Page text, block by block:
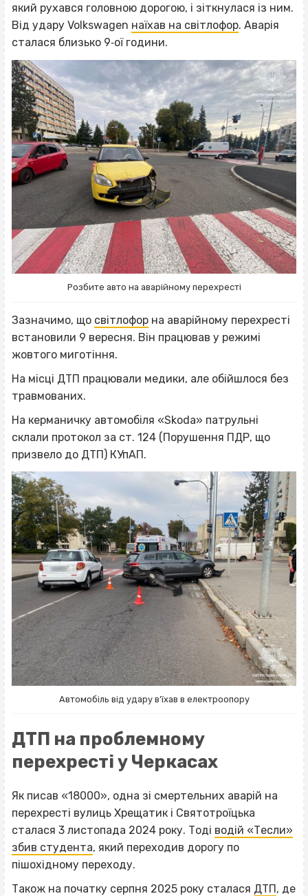
який рухався головною дорогою, і зіткнулася із ним.
Від удару Volkswagen наїхав на світлофор. Аварія
сталася близько 9‐ої години.
Розбите авто на аварійному перехресті
Зазначимо, що світлофор на аварійному перехресті
встановили 9 вересня. Він працював у режимі
жовтого миготіння.
На місці ДТП працювали медики, але обійшлося без
травмованих.
На керманичку автомобіля «Skoda» патрульні
склали протокол за ст. 124 (Порушення ПДР, що
призвело до ДТП) КУпАП.
Автомобіль від удару в’їхав в електроопору
ДТП на проблемному
перехресті у Черкасах
Як писав «18000», одна зі смертельних аварій на
перехресті вулиць Хрещатик і Святотроїцька
сталася 3 листопада 2024 року. Тоді водій «Тесли»
збив студента, який переходив дорогу по
пішохідному переходу.
Також на початку серпня 2025 року сталася ДТП, де